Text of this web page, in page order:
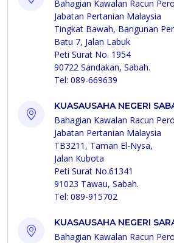
Bahagian Kawalan Racun
Jabatan Pertanian Malaysia
Tingkat Bawah, Bangunan
Batu 7, Jalan Labuk
Peti Surat No. 1954
90722 Sandakan, Sabah.
Tel: 089-669639
KUASAUSAHA NEGERI
Bahagian Kawalan Racun
Jabatan Pertanian Malaysia
TB3211, Taman El-Nysa,
Jalan Kubota
Peti Surat No.61341
91023 Tawau, Sabah.
Tel: 089-915702
KUASAUSAHA NEGERI
Bahagian Kawalan Racun